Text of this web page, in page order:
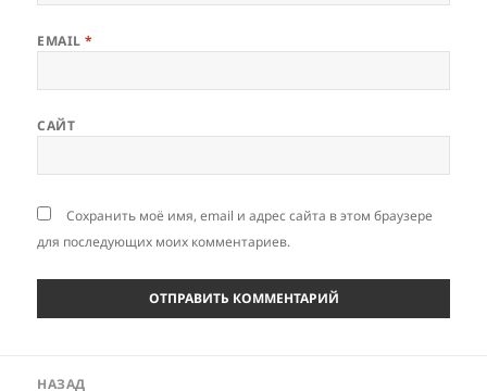
EMAIL*
САЙТ
Сохранить моё имя, email и адрес сайта в этом браузере
для последующих моих комментариев.
НАЗАД